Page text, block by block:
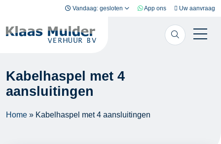
Vandaag: gesloten App ons Uw aanvraag
Kabelhaspel met 4
aansluitingen
Home » Kabelhaspel met 4 aansluitingen